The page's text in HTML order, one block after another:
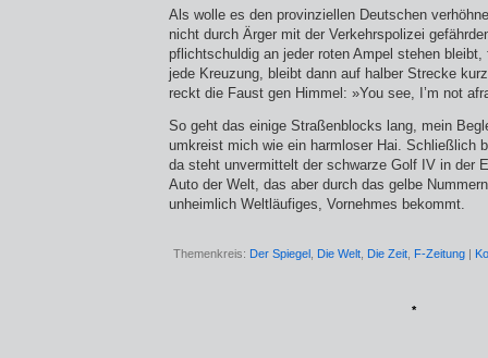
Als wolle es den provinziellen Deutschen
nicht durch Ärger mit der Verkehrspolizei
pflichtschuldig an jeder roten Ampel stehen
jede Kreuzung, bleibt dann auf halber Strecke
reckt die Faust gen Himmel: »You see, I’m not
So geht das einige Straßenblocks lang, mein
umkreist mich wie ein harmloser Hai. Schließlich
da steht unvermittelt der schwarze Golf IV in der
Auto der Welt, das aber durch das gelbe
unheimlich Weltläufiges, Vornehmes bekommt.
Themenkreis: Der Spiegel Die Welt Die Zeit F-Zeitung |
*